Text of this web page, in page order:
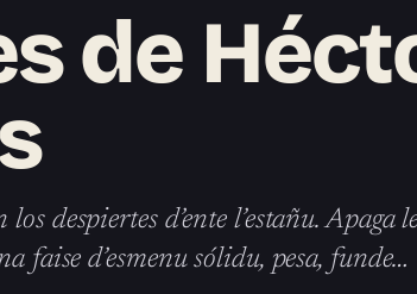
de
despiertes d’ente l’estañu. Apaga
faise d’esmenu sólidu, pesa, funde…